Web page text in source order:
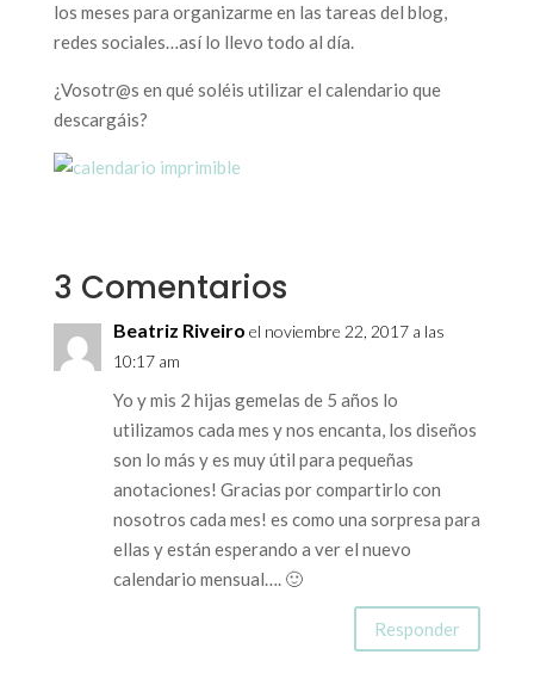
los meses para organizarme en las tareas del blog,
redes sociales…así lo llevo todo al día.
¿Vosotr@s en qué soléis utilizar el calendario que
descargáis?
3 Comentarios
Beatriz Riveiro el noviembre 22, 2017 a las
10:17 am
Yo y mis 2 hijas gemelas de 5 años lo
utilizamos cada mes y nos encanta, los diseños
son lo más y es muy útil para pequeñas
anotaciones! Gracias por compartirlo con
nosotros cada mes! es como una sorpresa para
ellas y están esperando a ver el nuevo
calendario mensual…. 🙂
Responder